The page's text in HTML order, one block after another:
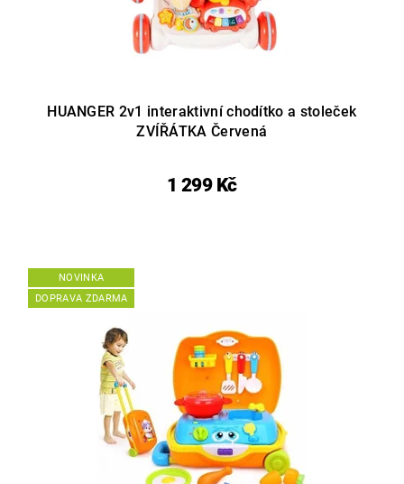
HUANGER 2v1 interaktivní chodítko a stoleček
ZVÍŘÁTKA Červená
1 299 Kč
NOVINKA
DOPRAVA ZDARMA